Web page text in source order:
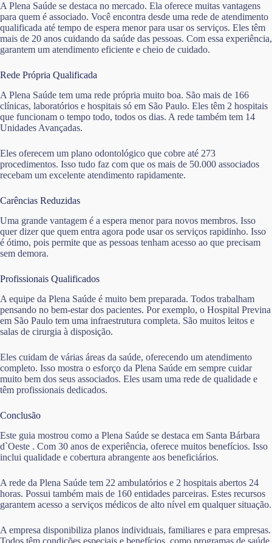
A Plena Saúde se destaca no mercado. Ela oferece muitas vantagens
para quem é associado. Você encontra desde uma rede de atendimento
qualificada até tempo de espera menor para usar os serviços. Eles têm
mais de 20 anos cuidando da saúde das pessoas. Com essa experiência,
garantem um atendimento eficiente e cheio de cuidado.
Rede Própria Qualificada
A Plena Saúde tem uma rede própria muito boa. São mais de 166
clínicas, laboratórios e hospitais só em São Paulo. Eles têm 2 hospitais
que funcionam o tempo todo, todos os dias. A rede também tem 14
Unidades Avançadas.
Eles oferecem um plano odontológico que cobre até 273
procedimentos. Isso tudo faz com que os mais de 50.000 associados
recebam um excelente atendimento rapidamente.
Carências Reduzidas
Uma grande vantagem é a espera menor para novos membros. Isso
quer dizer que quem entra agora pode usar os serviços rapidinho. Isso
é ótimo, pois permite que as pessoas tenham acesso ao que precisam
sem demora.
Profissionais Qualificados
A equipe da Plena Saúde é muito bem preparada. Todos trabalham
pensando no bem-estar dos pacientes. Por exemplo, o Hospital Previna
em São Paulo tem uma infraestrutura completa. São muitos leitos e
salas de cirurgia à disposição.
Eles cuidam de várias áreas da saúde, oferecendo um atendimento
completo. Isso mostra o esforço da Plena Saúde em sempre cuidar
muito bem dos seus associados. Eles usam uma rede de qualidade e
têm profissionais dedicados.
Conclusão
Este guia mostrou como a Plena Saúde se destaca em Santa Bárbara
d`Oeste . Com 30 anos de experiência, oferece muitos benefícios. Isso
inclui qualidade e cobertura abrangente aos beneficiários.
A rede da Plena Saúde tem 22 ambulatórios e 2 hospitais abertos 24
horas. Possui também mais de 160 entidades parceiras. Estes recursos
garantem acesso a serviços médicos de alto nível em qualquer situação.
A empresa disponibiliza planos individuais, familiares e para empresas.
Todos têm condições especiais e benefícios, como programas de saúde